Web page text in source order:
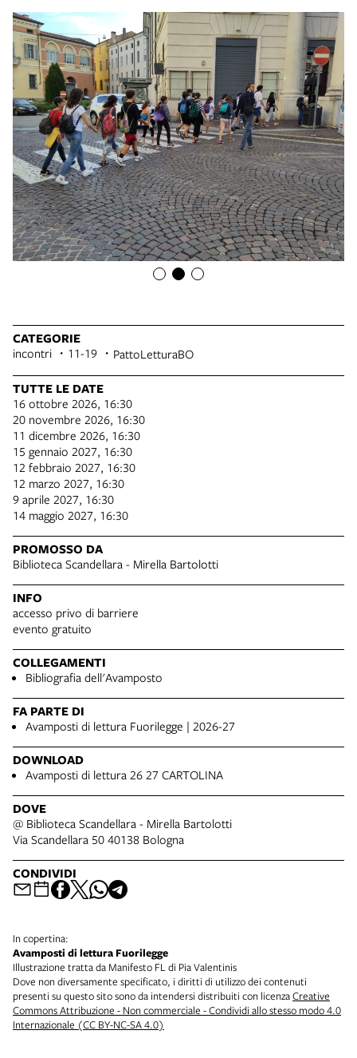
CATEGORIE
incontri 11-19 PattoLetturaBO
TUTTE LE DATE
16 ottobre 2026, 16:30
20 novembre 2026, 16:30
11 dicembre 2026, 16:30
15 gennaio 2027, 16:30
12 febbraio 2027, 16:30
12 marzo 2027, 16:30
9 aprile 2027, 16:30
14 maggio 2027, 16:30
PROMOSSO DA
Biblioteca Scandellara - Mirella Bartolotti
INFO
accesso privo di barriere
evento gratuito
COLLEGAMENTI
Bibliografia dell'Avamposto
FA PARTE DI
Avamposti di lettura Fuorilegge | 2026-27
DOWNLOAD
Avamposti di lettura 26 27 CARTOLINA
DOVE
@ Biblioteca Scandellara - Mirella Bartolotti
Via Scandellara 50 40138 Bologna
CONDIVIDI
In copertina:
Avamposti di lettura Fuorilegge
Illustrazione tratta da Manifesto FL di Pia Valentinis
Dove non diversamente specificato, i diritti di utilizzo dei contenuti
presenti su questo sito sono da intendersi distribuiti con licenzaCreative
Commons Attribuzione - Non commerciale - Condividi allo stesso modo 4.0
Internazionale (CC BY-NC-SA 4.0)